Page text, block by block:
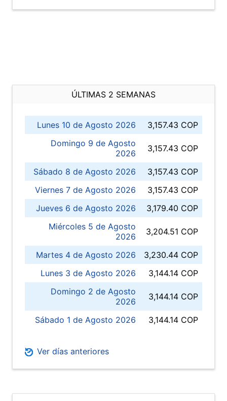
ÚLTIMAS 2 SEMANAS
Lunes 10 de Agosto 2026
3,157.43 COP
Domingo 9 de Agosto
2026
3,157.43 COP
Sábado 8 de Agosto 2026
3,157.43 COP
Viernes 7 de Agosto 2026
3,157.43 COP
Jueves 6 de Agosto 2026
3,179.40 COP
Miércoles 5 de Agosto
2026
3,204.51 COP
Martes 4 de Agosto 2026
3,230.44 COP
Lunes 3 de Agosto 2026
3,144.14 COP
Domingo 2 de Agosto
2026
3,144.14 COP
Sábado 1 de Agosto 2026 3,144.14 COP
Ver días anteriores